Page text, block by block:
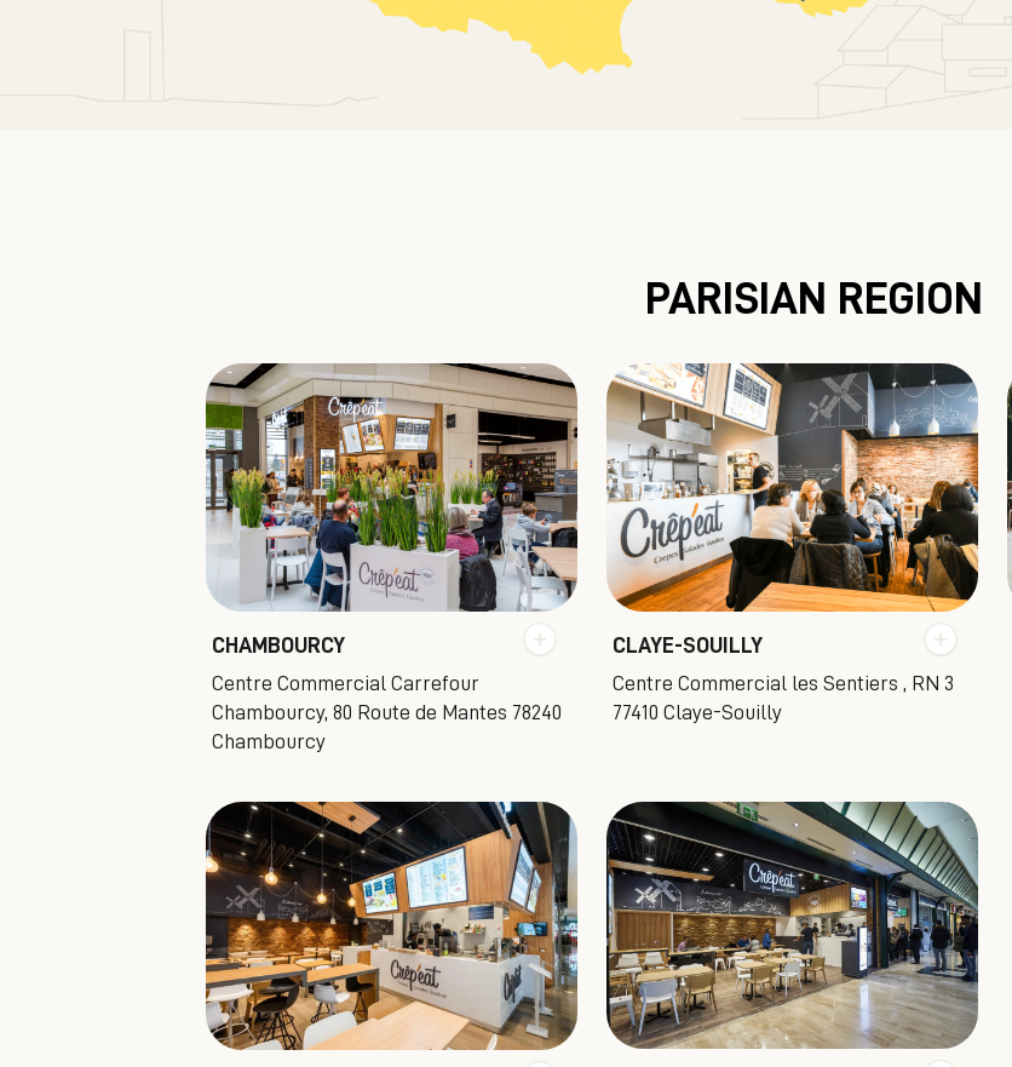
PARISIAN REGION
CHAMBOURCY
Centre Commercial Carrefour
Chambourcy, 80 Route de Mantes 78240
Chambourcy
CLAYE-SOUILLY
Centre Commercial les Sentiers , RN 3
77410 Claye-Souilly